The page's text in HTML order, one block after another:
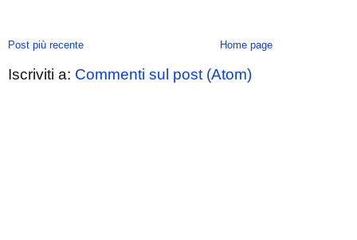
Post più recente Home page
Iscriviti a: Commenti sul post (Atom)